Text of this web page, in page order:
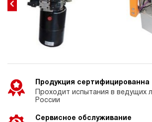
Продукция сертифицированна
Проходит испытания в ведущих
России
Сервисное обслуживание